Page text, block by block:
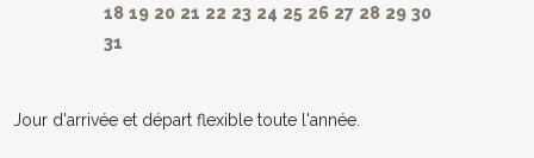
18 19 20 21 22 23 24 25 26 27 28 29 30
31
Jour d'arrivée et départ flexible toute l'année.